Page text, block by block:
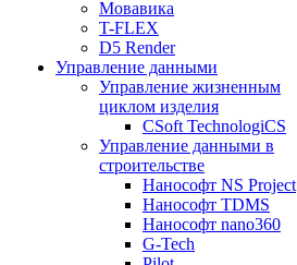
Мовавика
T-FLEX
D5 Render
Управление данными
Управление жизненным
циклом изделия
CSoft TechnologiCS
Управление данными в
строительстве
Нанософт NS Project
Нанософт TDMS
Нанософт nano360
G-Tech